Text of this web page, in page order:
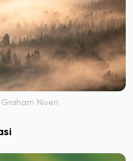
Niven